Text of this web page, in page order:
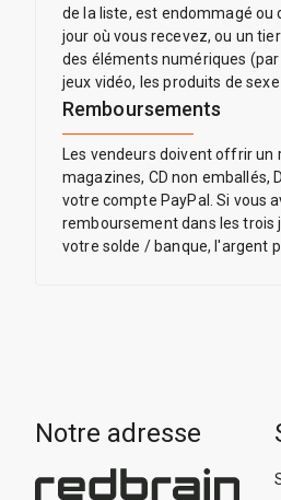
de la liste, est endommagé
jour où vous recevez, ou un
des éléments numériques
jeux vidéo, les produits de
Remboursements
Les vendeurs doivent offrir
magazines, CD non emballés,
votre compte PayPal. Si vous
remboursement dans les trois
votre solde / banque, l'argent
Notre adresse